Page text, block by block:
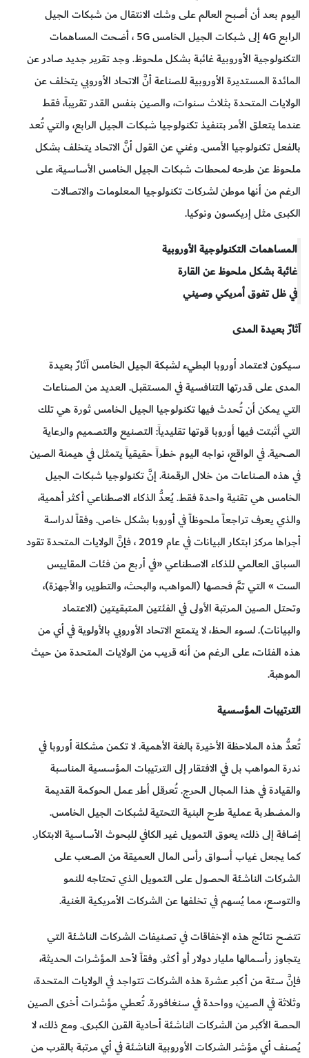
اليوم بعد أن أصبح العالم على وشك الانتقال من شبكات الجيل
الرابع 4G إلى شبكات الجيل الخامس 5G ، أضحت المساهمات
التكنولوجية الأوروبية غائبة بشكل ملحوظ. وجد تقرير جديد صادر عن
المائدة المستديرة الأوروبية للصناعة أنَّ الاتحاد الأوروبي يتخلف عن
الولايات المتحدة بثلاث سنوات، والصين بنفس القدر تقريباً، فقط
عندما يتعلق الأمر بتنفيذ تكنولوجيا شبكات الجيل الرابع، والتي تُعد
بالفعل تكنولوجيا الأمس. وغني عن القول أنَّ الاتحاد يتخلف بشكل
ملحوظ عن طرحه لمحطات شبكات الجيل الخامس الأساسية، على
الرغم من أنها موطن لشركات تكنولوجيا المعلومات والاتصالات
الكبرى مثل إريكسون ونوكيا.
المساهمات التكنولوجية الأوروبية
غائبة بشكل ملحوظ عن القارة
في ظل تفوق أمريكي وصيني
آثارٌ بعيدة المدى
سيكون لاعتماد أوروبا البطيء لشبكة الجيل الخامس آثارٌ بعيدة
المدى على قدرتها التنافسية في المستقبل. العديد من الصناعات
التي يمكن أن تُحدث فيها تكنولوجيا الجيل الخامس ثورة هي تلك
التي أثبتت فيها أوروبا قوتها تقليدياً: التصنيع والتصميم والرعاية
الصحية. في الواقع، نواجه اليوم خطراً حقيقياً يتمثل في هيمنة الصين
في هذه الصناعات من خلال الرقمنة. إنَّ تكنولوجيا شبكات الجيل
الخامس هي تقنية واحدة فقط. يُعدُّ الذكاء الاصطناعي أكثر أهمية،
والذي يعرف تراجعاً ملحوظاً في أوروبا بشكل خاص. وفقاً لدراسة
أجراها مركز ابتكار البيانات في عام 2019 ، فإنَّ الولايات المتحدة تقود
السباق العالمي للذكاء الاصطناعي «في أربع من فئات المقاييس
الست » التي تمَّ فحصها (المواهب، والبحث، والتطوير، والأجهزة)،
وتحتل الصين المرتبة الأولى في الفئتين المتبقيتين (الاعتماد
والبيانات). لسوء الحظ، لا يتمتع الاتحاد الأوروبي بالأولوية في أي من
هذه الفئات، على الرغم من أنه قريب من الولايات المتحدة من حيث
الموهبة.
الترتيبات المؤسسية
تُعدُّ هذه الملاحظة الأخيرة بالغة الأهمية. لا تكمن مشكلة أوروبا في
ندرة المواهب بل في الافتقار إلى الترتيبات المؤسسية المناسبة
والقيادة في هذا المجال الحرج. تُعرقل أطر عمل الحوكمة القديمة
والمضطربة عملية طرح البنية التحتية لشبكات الجيل الخامس.
إضافة إلى ذلك، يعوق التمويل غير الكافي للبحوث الأساسية الابتكار.
كما يجعل غياب أسواق رأس المال العميقة من الصعب على
الشركات الناشئة الحصول على التمويل الذي تحتاجه للنمو
والتوسع، مما يُسهم في تخلفها عن الشركات الأمريكية الغنية.
تتضح نتائج هذه الإخفاقات في تصنيفات الشركات الناشئة التي
يتجاوز رأسمالها مليار دولار أو أكثر. وفقاً لأحد المؤشرات الحديثة،
فإنَّ ستة من أكبر عشرة هذه الشركات تتواجد في الولايات المتحدة،
وثلاثة في الصين، وواحدة في سنغافورة. تُعطي مؤشرات أخرى الصين
الحصة الأكبر من الشركات الناشئة أحادية القرن الكبرى. ومع ذلك، لا
يُصنف أي مؤشر الشركات الأوروبية الناشئة في أي مرتبة بالقرب من